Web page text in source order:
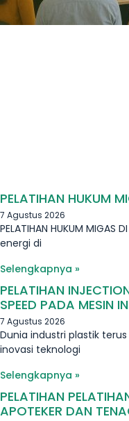
PELATIHAN HUKUM
7 Agustus 2026
PELATIHAN HUKUM MIGAS
energi di
Selengkapnya »
PELATIHAN
SPEED PADA MESIN
7 Agustus 2026
Dunia industri plastik
inovasi teknologi
Selengkapnya »
PELATIHAN
APOTEKER DAN